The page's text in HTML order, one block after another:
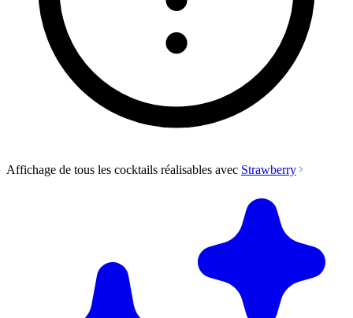
Affichage de tous les cocktails réalisables avec Strawberry